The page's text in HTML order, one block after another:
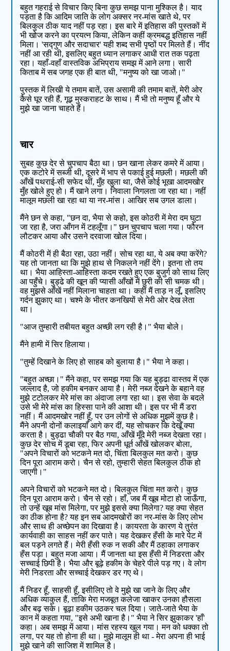
बहुत गहराई से विचार किए बिना कुछ समझ पाना मुश्किल है। याद
पड़ता है कि आदिम जाति के लोग अक्सर नर-मांस खाते थे, पर
बिलकुल ठीक याद नहीं पड़ रहा। इस बारे में इतिहास की पुस्तकों में
भी खोज करने का प्रयत्न किया, लेकिन कहीं क्रमबद्ध इतिहास नहीं
मिला। 'सद्गुण और सदाचार' यही शब्द सभी पृष्ठों पर मिलते हैं। नींद
नहीं आ रही थी, इसलिए बहुत ध्यान लगाकर आधी रात तक पढ़ता
रहा। यहाँ-वहाँ वास्तविक अभिप्राय समझ में आने लगा। सारी
किताब में सब जगह एक ही बात थी, "मनुष्य को खा जाओ।"
पुस्तक में लिखी ये तमाम बातें, उस असामी की तमाम बातें, मेरी ओर
कैसे घूर रही हैं, गूढ़ मुस्कराहट के साथ। मैं भी तो मनुष्य हूँ और ये
मुझे खा जाना चाहते हैं।
चार
सुबह कुछ देर से चुपचाप बैठा था। छन खाना लेकर कमरे में आया।
एक कटोरे में सब्जी थी, दूसरे में भाप से पकाई हुई मछली। मछली की
आँखें पथराई-सी सफेद थीं, मुँह खुला था, जैसे कोई भूखा आदमखोर
मुँह खोले हुए हो। मैं खाने लगा। निवाला निगलता जा रहा था। नहीं
मालूम मछली खा रहा था या नर-मांस। आखिर सब उगल डाला।
मैंने छन से कहा, "छन दा, भैया से कहो, इस कोठरी में मेरा दम घुटा
जा रहा है, जरा आँगन में टहलूँगा।" छन चुपचाप चला गया। फौरन
लौटकर आया और उसने दरवाजा खोल दिया।
मैं कोठरी में ही बैठा रहा, उठा नहीं। सोच रहा था, ये अब क्या करेंगे?
यह तो जानता था कि मुझे हाथ से निकलने नहीं देंगे। इतना तो तय
था। भैया आहिस्ता-आहिस्ता कदम रखते हुए एक बुजुर्ग को साथ लिए
आ पहुँचे। बुड्ढे की खून की प्यासी आँखों में छुरी की सी चमक थी।
वह मुझसे आँखें नहीं मिलाना चाहता था। कहीं मैं ताड़ न लूँ, इसलिए
गर्दन झुकाए था। चश्मे के भीतर कनखियों से मेरी ओर देख लेता
था।
"आज तुम्हारी तबीयत बहुत अच्छी लग रही है।" भैया बोले।
मैंने हामी में सिर हिलाया।
"तुम्हें दिखाने के लिए हो साहब को बुलाया है।" भैया ने कहा।
"बहुत अच्छा।" मैंने कहा, पर समझ गया कि यह बुड्ढा वास्तव में एक
जल्लाद है, जो हकीम बनकर आया है। मेरी नब्ज देखने के बहाने वह
मुझे टटोलकर मेरे मांस का अंदाजा लगा रहा था। इस सेवा के बदले
उसे भी मेरे मांस का हिस्सा पाने की आशा थी। इस पर भी मैं डरा
नहीं। मैं आदमखोर नहीं हूँ, पर उन लोगों से अधिक मुझमें कुछ है।
मैंने अपनी दोनों कलाइयाँ आगे कर दीं, यह सोचकर कि देखूँ क्या
करता है। बुड्ढा चौकी पर बैठ गया, आँखें मूँदे मेरी नब्ज देखता रहा।
कुछ देर सोच में डूबा रहा, फिर अपनी धूर्त आँखें खोलकर बोला,
"अपने विचारों को भटकने मत दो, चिंता बिलकुल मत करो। कुछ
दिन पूरा आराम करो। चैन से रहो, तुम्हारी सेहत बिलकुल ठीक हो
जाएगी।"
अपने विचारों को भटकने मत दो। बिलकुल चिंता मत करो। कुछ
दिन पूरा आराम करो। चैन से रहो। हाँ, जब मैं खूब मोटा हो जाऊँगा,
तो उन्हें खूब मांस मिलेगा, पर मुझे इससे क्या मिलेगा? यह क्या सेहत
का ठीक होना है? यह इन सब आदमखोरों का नर-मांस के लिए लोभ
और साथ ही अच्छेपन का दिखावा है। कायरता के कारण ये तुरंत
कार्यवाही का साहस नहीं कर पाते। यह देखकर हँसी के मारे पेट में
बल पड़ने लगते हैं। मेरी हँसी रुक न सकी और मैं ठहाका लगाकर
हँस पड़ा। बहुत मजा आया। मैं जानता था इस हँसी में निडरता और
सच्चाई छिपी है। भैया और बूढ़े हकीम के चेहरे पीले पड़ गए। वे लोग
मेरी निडरता और सच्चाई देखकर डर गए थे।
मैं निडर हूँ, साहसी हूँ, इसीलिए तो वे मुझे खा जाने के लिए और
अधिक व्याकुल हैं, ताकि मेरा मजबूत कलेजा खाकर उनका हौसला
और बढ़ सके। बूढ़ा हकीम उठकर चल दिया। जाते-जाते भैया के
कान में कहता गया, "इसे अभी खाना है।" भैया ने सिर झुकाकर 'हाँ'
कहा। अब समझ में आया। मांस रहस्य खुल गया। मन को धक्का तो
लगा, पर यह तो होना ही था। मुझे मालूम ही था - मेरा अपना ही भाई
मुझे खाने की साजिश में शामिल है।